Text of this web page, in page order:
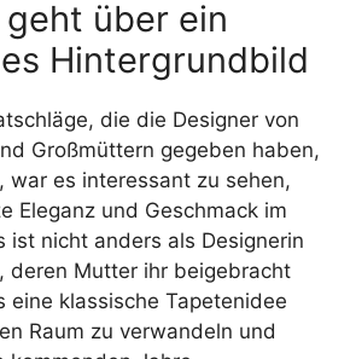
über ein
Hintergrundbild
die die Designer von
Großmüttern gegeben haben,
war es interessant zu sehen,
Eleganz und Geschmack im
ist nicht anders als Designerin
deren Mutter ihr beigebracht
eine klassische Tapetenidee
Raum zu verwandeln und